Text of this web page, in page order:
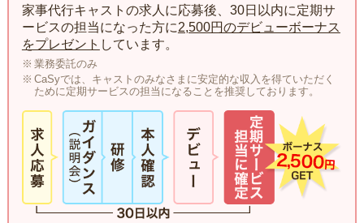
家事代行キャストの求人に応募後、30日以内に定期サ
ービスの担当になった方に2,500円のデビューボーナス
をプレゼント しています。
業務委託のみ
CaSyでは、キャストのみなさまに安定的な収入を得ていただく
ために定期サービスの担当になることを推奨しております。